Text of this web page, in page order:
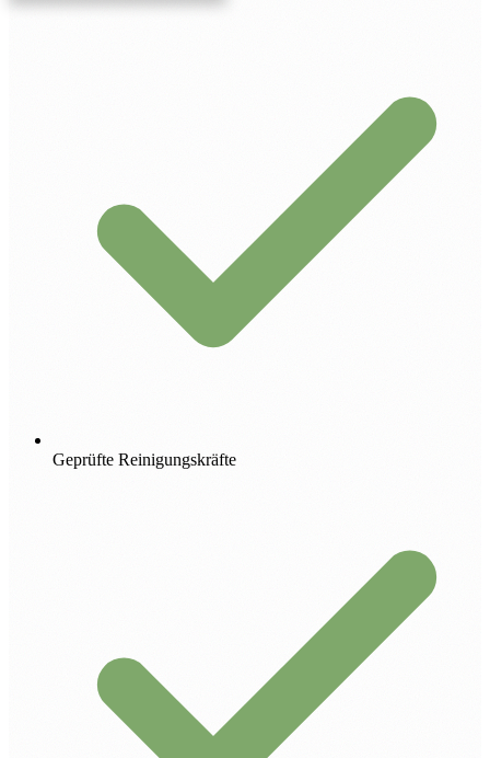
Geprüfte Reinigungskräfte